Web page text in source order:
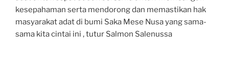
kesepahaman serta mendorong dan memastikan hak
masyarakat adat di bumi Saka Mese Nusa yang sama-
sama kita cintai ini , tutur Salmon Salenussa